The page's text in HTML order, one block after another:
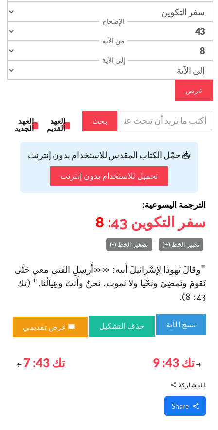
الإصحاح
من الآية
إلى الآية
عرض
بحث
العهد
القديم
العهد
الجديد
📥 حمّل الكتاب المقدس للاستخدام بدون إنترنت
تحميل للاستخدام بدون إنترنت
الترجمة اليسوعية:
سفر التكوين 43
: 8
تكبير الخط (+) تصغير الخط (-)
"وقالَ يَهوذا لِإسْرائيلَ أَبيه: ««أَرسِلِ الفَتى معي حَتَّى
نَقومَ ونَمضِيَ ونَحْيا ولا نَموت، نحنُ وأَنتَ وعِيالُنا." (تك
43: 8).
نسخ الآية حذف التشكيل عرض تقديمي
تك 43: 9 تك 43: 7
للمشاركة